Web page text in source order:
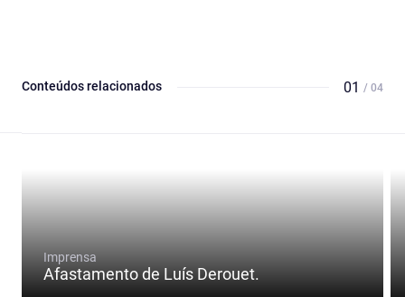
Conteúdos relacionados 01 / 04
Imprensa
Afastamento de Luís Derouet.